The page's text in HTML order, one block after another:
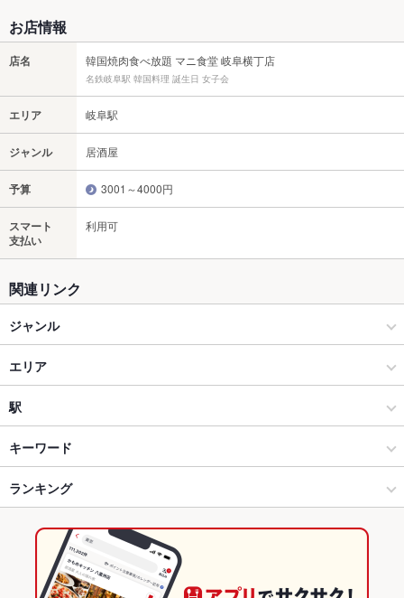
お店情報
店名 韓国焼肉食べ放題 マニ食堂 岐阜横丁店
名鉄岐阜駅 韓国料理 誕生日 女子会
エリア 岐阜駅
ジャンル 居酒屋
予算 3001～4000円
スマート
支払い
利用可
関連リンク
ジャンル
居酒屋
洋・和洋・各国料理・その他
岐阜駅周辺・柳ヶ瀬・市役所 × 居酒屋
岐阜駅周辺・柳ヶ瀬・市役所 × 洋・和洋・各国料理・その他
名鉄岐阜駅 × 居酒屋
名鉄岐阜駅 × 洋・和洋・各国料理・その他
エリア
岐阜駅
岐阜駅 × 居酒屋
岐阜駅 × 洋・和洋・各国料理・その他
岐阜駅 × 韓国料理
岐阜駅 × 韓国料理全般
駅
岐阜駅
名鉄岐阜駅
キーワード
小籠包 焼売
ランキング
岐阜のグルメランキング
岐阜の居酒屋ランキング